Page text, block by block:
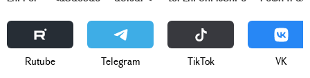
Rutube Telegram ТikТоk VK